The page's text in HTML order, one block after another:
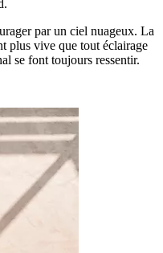
par un ciel nuageux. La
plus vive que tout éclairage
se font toujours ressentir.